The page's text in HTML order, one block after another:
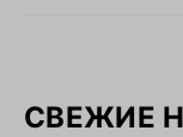
СВЕЖИЕ